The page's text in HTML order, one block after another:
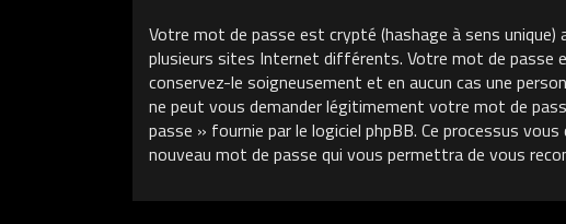
Votre mot de passe est crypté (hashage à sens
plusieurs sites Internet différents. Votre mot de passe
conservez-le soigneusement et en aucun cas une
ne peut vous demander légitimement votre mot de
passe » fournie par le logiciel phpBB. Ce processus
nouveau mot de passe qui vous permettra de vous